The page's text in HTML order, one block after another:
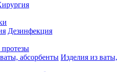
Дезинфекция
Изделия из ваты,